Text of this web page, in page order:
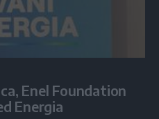
Enel Foundation
Energia